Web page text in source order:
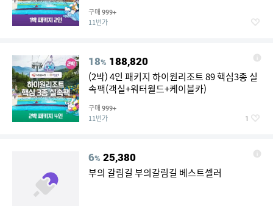
구매 999+
11번가
18% 188,820
(2박) 4인 패키지 하이원리조트 89 핵심3종 실
속팩(객실+워터월드+케이블카)
구매 999+
11번가 1
6% 25,380
부의 갈림길 부의갈림길 베스트셀러